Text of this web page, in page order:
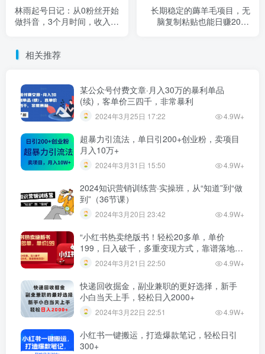
林雨起号日记：从0粉丝开始
做抖音，3个月时间，收入近
长期稳定的薅羊毛项目，无
脑复制粘贴也能日赚200+
相关推荐
某公众号付费文章·月入30万的暴利单品
(续)，客单价三四千，非常暴利
2024年3月25日 17:22 4.9W+
超暴力引流法，单日引200+创业粉，卖项目
月入10万+
2024年3月31日 15:50 4.9W+
2024知识营销训练营·实操班，从“知道”到“做
到”（36节课）
2024年3月20日 23:42 4.9W+
“小红书热卖绝版书！轻松20多单，单价
199，日入破千，多重变现方式，靠谱落地项
目！”2024年3月21日 22:50 4.9W+
快递回收掘金，副业兼职的更好选择，新手
小白当天上手，轻松日入2000+
2024年3月22日 22:51 4.9W+
小红书一键搬运，打造爆款笔记，轻松日引
300+